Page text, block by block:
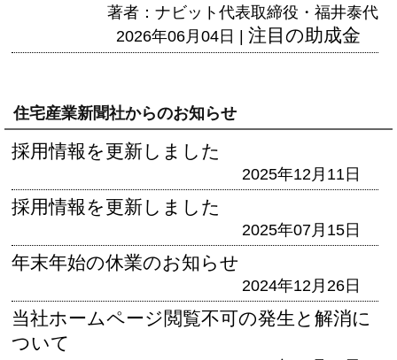
著者：ナビット代表取締役・福井泰代
2026年06月04日 | 注目の助成金
住宅産業新聞社からのお知らせ
採用情報を更新しました
2025年12月11日
採用情報を更新しました
2025年07月15日
年末年始の休業のお知らせ
2024年12月26日
当社ホームページ閲覧不可の発生と解消に
ついて